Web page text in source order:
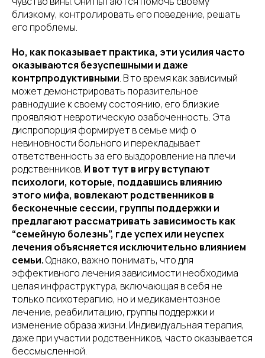
близкому, контролировать его поведение, решать
его проблемы.
Но, как показывает практика, эти усилия часто
оказываются безуспешными и даже
контрпродуктивными. В то время как зависимый
может демонстрировать поразительное
равнодушие к своему состоянию, его близкие
проявляют невротическую озабоченность. Эта
диспропорция формирует в семье миф о
невиновности больного и перекладывает
ответственность за его выздоровление на плечи
родственников. И вот тут в игру вступают
психологи, которые, поддавшись влиянию
этого мифа, вовлекают родственников в
бесконечные сессии, группы поддержки и
предлагают рассматривать зависимость как
“семейную болезнь”, где успех или неуспех
лечения объясняется исключительно влиянием
семьи.Однако, важно понимать, что для
эффективного лечения зависимости необходима
целая инфраструктура, включающая в себя не
только психотерапию, но и медикаментозное
лечение, реабилитацию, группы поддержки и
изменение образа жизни. Индивидуальная терапия,
даже при участии родственников, часто оказывается
бессмысленной.